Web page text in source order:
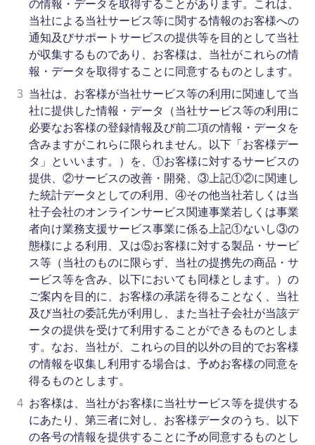
の情報・データを取得することがあります。これは、
当社による当社サービス等に関する情報のお客様への
通知及びサポートサービスの提供等を目的として当社
が収集するものであり、お客様は、当社がこれらの情
報・データを取得することに同意するものとします。
3 当社は、お客様が当社サービス等の利用に関連して当
社に提供した情報・データ（当社サービス等の利用に
必要なお客様の登録情報及び前二項の情報・データを
含みますがこれらに限られません。以下「お客様デー
タ」といいます。）を、①お客様に対するサービスの
提供、②サービスの改善・開発、③上記①②に関連し
た統計データとしての利用、④その他当社若しくは当
社子会社のオンラインサービス関連事業若しくは事業
者向け業務支援サービス事業に係る上記①ないし③の
態様による利用、又は⑤お客様に対する製品・サービ
ス等（当社のものに限らず、当社の提携先の商品・サ
ービス等を含み、以下においても同様とします。）の
ご案内を目的に、お客様の承諾を得ることなく、当社
及び当社の委託先が利用し、また当社子会社が当該デ
ータの提供を受けて利用することができるものとしま
す。なお、当社が、これらの目的以外の目的でお客様
の情報を収集し利用する場合は、予めお客様の同意を
得るものとします。
4 お客様は、当社がお客様に当社サービス等を提供する
にあたり、第三者に対し、お客様データのうち、以下
の各号の情報を提供することに予め同意するものとし